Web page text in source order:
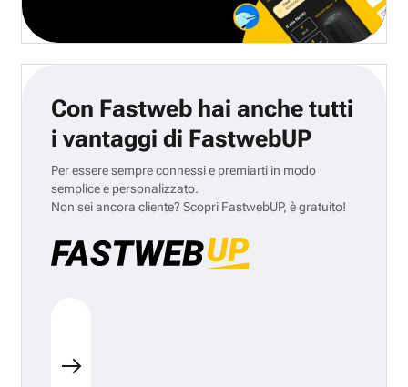
Con Fastweb hai anche tutti
i vantaggi di FastwebUP
Per essere sempre connessi e premiarti in modo
semplice e personalizzato.
Non sei ancora cliente? Scopri FastwebUP, è gratuito!